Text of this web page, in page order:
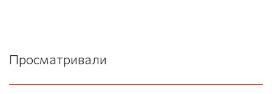
Просматривали